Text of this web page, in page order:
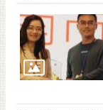
位
置